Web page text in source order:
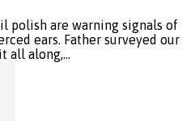
polish are warning signals of
ears. Father surveyed our
all along,...